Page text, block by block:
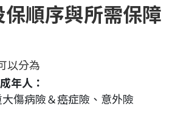
順序與所需保障
以分為
年人：
傷病險＆癌症險、意外險